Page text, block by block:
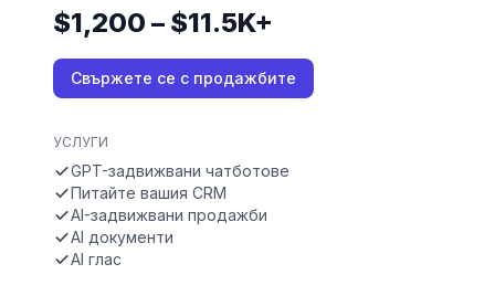
$1,200 – $11.5K+
Свържете се с продажбите
УСЛУГИ
GPT-задвижвани чатботове
Питайте вашия CRM
AI-задвижвани продажби
AI документи
AI глас